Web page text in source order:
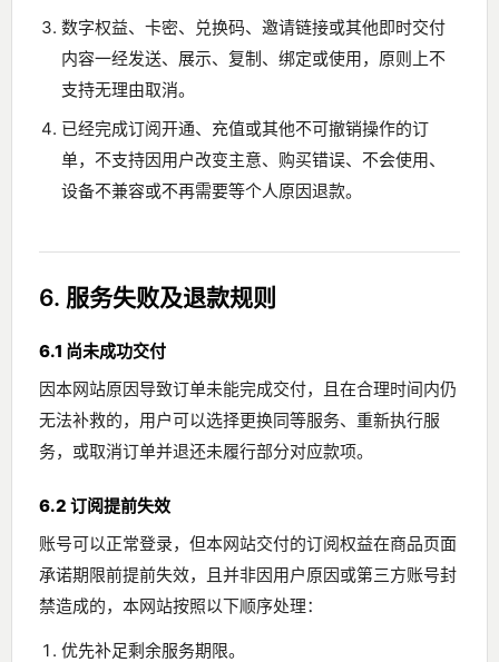
数字权益、卡密、兑换码、邀请链接或其他即时交付
内容一经发送、展示、复制、绑定或使用，原则上不
支持无理由取消。
已经完成订阅开通、充值或其他不可撤销操作的订
单，不支持因用户改变主意、购买错误、不会使用、
设备不兼容或不再需要等个人原因退款。
6. 服务失败及退款规则
6.1 尚未成功交付
因本网站原因导致订单未能完成交付，且在合理时间内仍
无法补救的，用户可以选择更换同等服务、重新执行服
务，或取消订单并退还未履行部分对应款项。
6.2 订阅提前失效
账号可以正常登录，但本网站交付的订阅权益在商品页面
承诺期限前提前失效，且并非因用户原因或第三方账号封
禁造成的，本网站按照以下顺序处理：
优先补足剩余服务期限。